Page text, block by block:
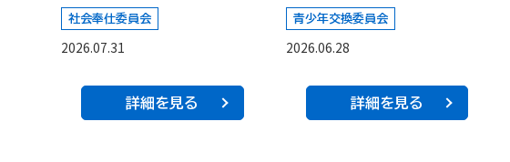
社会奉仕委員会
2026.07.31
詳細を見る
青少年交換委員会
2026.06.28
詳細を見る